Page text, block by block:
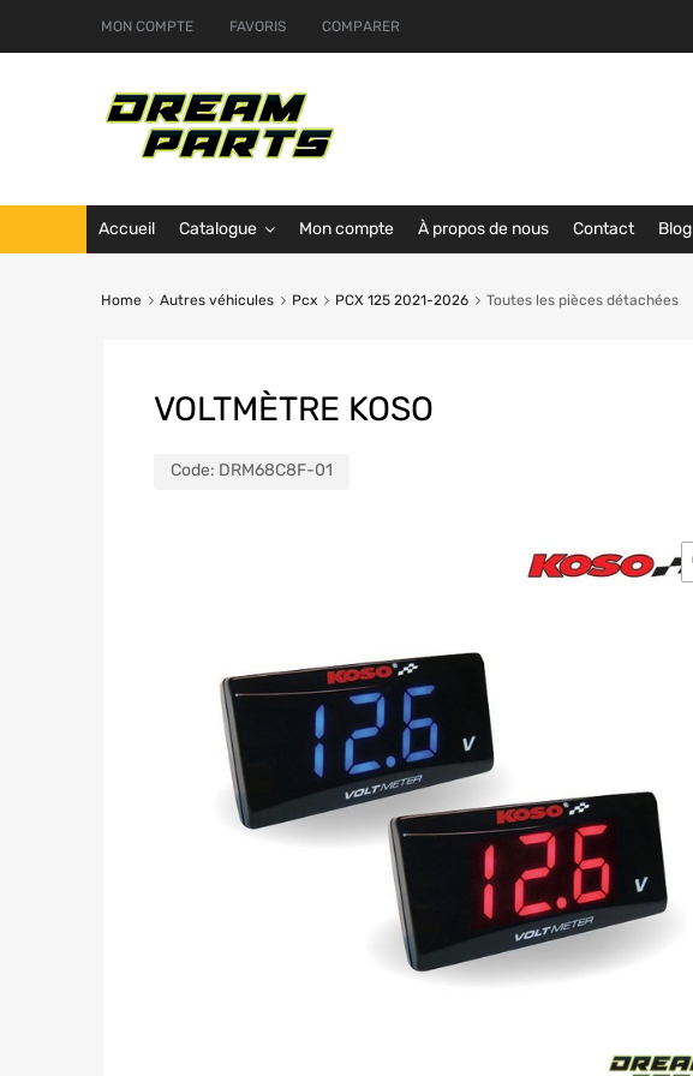
MON COMPTE FAVORIS COMPARER
Accueil Catalogue Mon compte À propos de nous Contact Blog
Home Autres véhicules Pcx PCX 125 2021-2026 Toutes les pièces détachées
VOLTMÈTRE KOSO
Code: DRM68C8F-01